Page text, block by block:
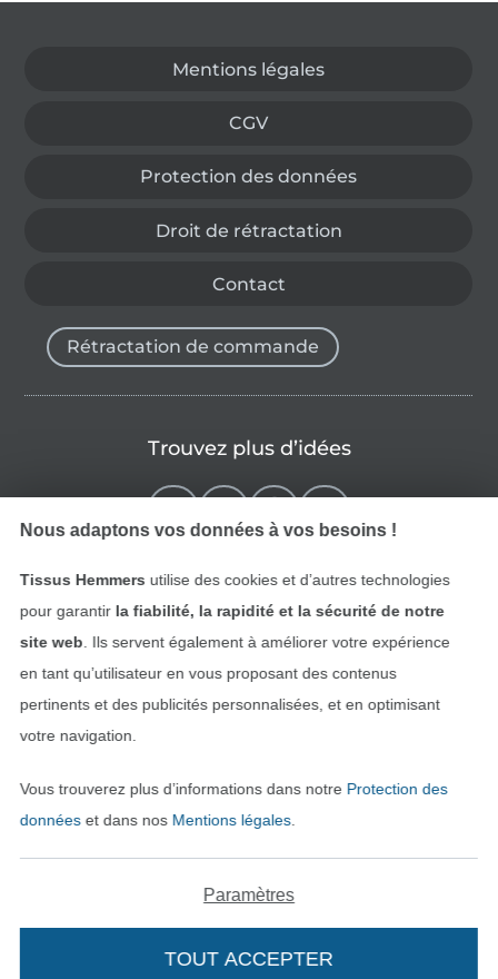
Mentions légales
CGV
Protection des données
Droit de rétractation
Contact
Rétractation de commande
Trouvez plus d’idées
Deutsch
Nous adaptons vos données à vos besoins !
Tissus Hemmers utilise des cookies et d’autres technologies
pour garantir la fiabilité, la rapidité et la sécurité de notre
site web . Ils servent également à améliorer votre expérience
en tant qu’utilisateur en vous proposant des contenus
pertinents et des publicités personnalisées, et en optimisant
votre navigation.
Vous trouverez plus d’informations dans notre Protection des
donnéeset dans nos Mentions légales.
Paramètres
TOUT ACCEPTER